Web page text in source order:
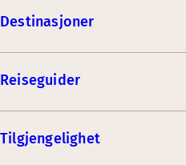
Destinasjoner
Reiseguider
Tilgjengelighet